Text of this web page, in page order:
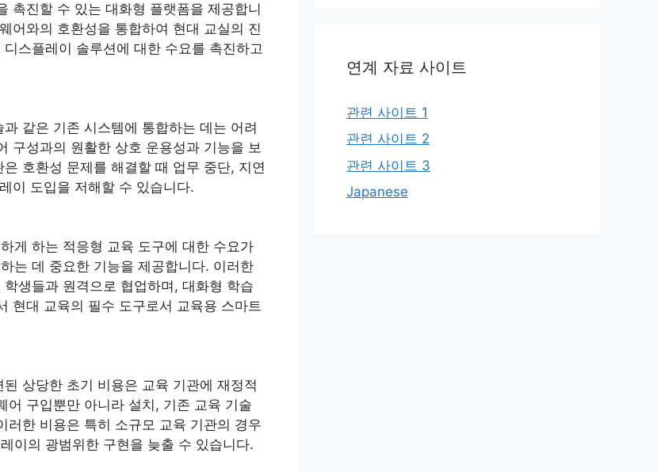
촉진할 수 있는 대화형 플랫폼을 제공합니
어와의 호환성을 통합하여 현대 교실의 진
스플레이 솔루션에 대한 수요를 촉진하고
같은 기존 시스템에 통합하는 데는 어려
구성과의 원활한 상호 운용성과 기능을 보
호환성 문제를 해결할 때 업무 중단, 지연
이 도입을 저해할 수 있습니다.
게 하는 적응형 교육 도구에 대한 수요가
는 데 중요한 기능을 제공합니다. 이러한
생들과 원격으로 협업하며, 대화형 학습
현대 교육의 필수 도구로서 교육용 스마트
상당한 초기 비용은 교육 기관에 재정적
어 구입뿐만 아니라 설치, 기존 교육 기술
한 비용은 특히 소규모 교육 기관의 경우
이의 광범위한 구현을 늦출 수 있습니다.
연계 자료 사이트
관련 사이트 1
관련 사이트 2
관련 사이트 3
Japanese